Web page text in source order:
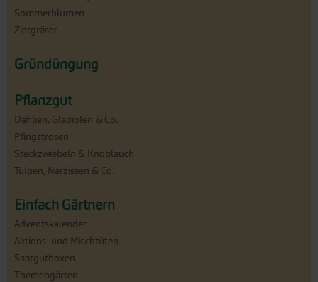
Sommerblumen
Ziergräser
Gründüngung
Pflanzgut
Dahlien, Gladiolen & Co.
Pfingstrosen
Steckzwiebeln & Knoblauch
Tulpen, Narzissen & Co.
Einfach Gärtnern
Adventskalender
Aktions- und Mischtüten
Saatgutboxen
Themengärten